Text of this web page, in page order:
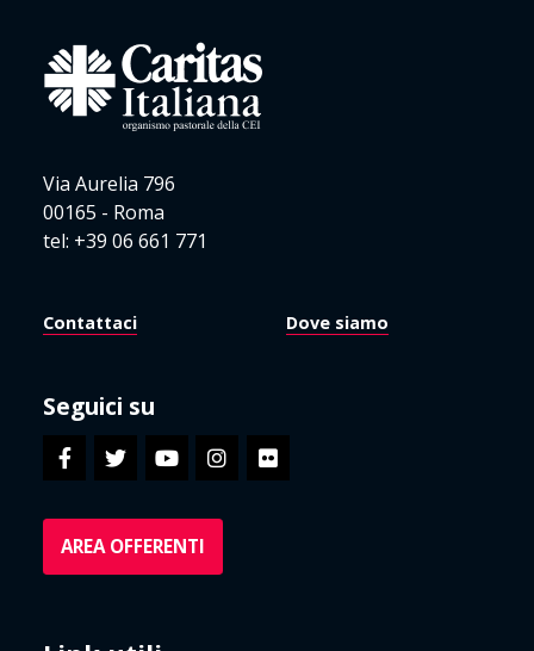
Via Aurelia 796
00165 - Roma
tel: +39 06 661 771
Contattaci Dove siamo
Seguici su
AREA OFFERENTI